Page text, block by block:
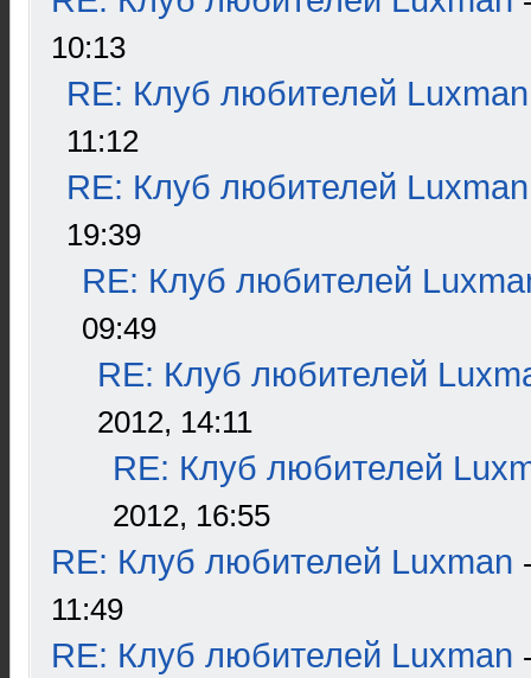
10:13
RE: Клуб любителей Luxman
11:12
RE: Клуб любителей Luxman
19:39
RE: Клуб любителей
09:49
RE: Клуб любителей
2012, 14:11
RE: Клуб любителей
2012, 16:55
RE: Клуб любителей Luxman
11:49
RE: Клуб любителей Luxman